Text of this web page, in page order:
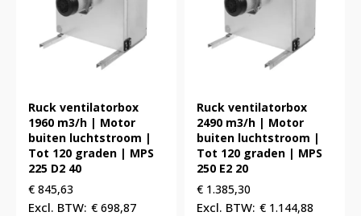
Ruck ventilatorbox
1960 m3/h | Motor
buiten luchtstroom |
Tot 120 graden | MPS
225 D2 40
€ 845,63
€ 698,87
Ruck ventilatorbox
2490 m3/h | Motor
buiten luchtstroom |
Tot 120 graden | MPS
250 E2 20
€ 1.385,30
€ 1.144,88